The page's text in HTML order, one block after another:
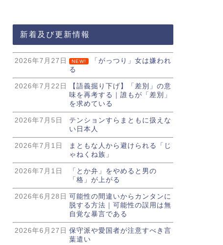
新着及び更新情報
2026年7月27日 NEW!
「がっつり」女は嫌われ
る
2026年7月22日
【語義掘り下げ】「差別」の意
味を再考する｜誰もが「差別」
を求めている
2026年7月5日
テンションすらまともに扱えな
い日本人
2026年7月1日
まともな人から避けられる「じ
ゃねくね族」
2026年7月1日
「とか弁」をやめると男の
「格」が上がる
2026年6月28日 可能性の間違いからカンタンに
脱する方法｜可能性の誤用は無
自覚な暴言である
2026年6月27日 保守派や愛国者が注意すべき言
葉遣い